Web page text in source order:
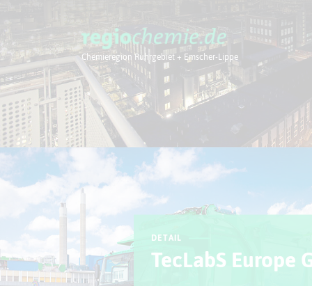
Chemieregion Ruhrgebiet + Emscher-Lippe
Chemieregion
DETAIL
TecLabS Europe